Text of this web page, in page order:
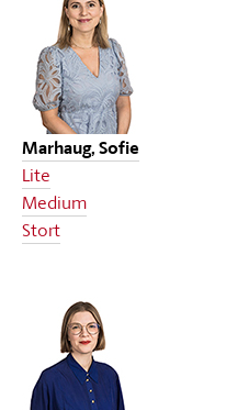
Marhaug, Sofie
Lite
Medium
Stort